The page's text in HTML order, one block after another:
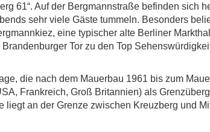
61“. Auf der Bergmannstraße befinden sich
sehr viele Gäste tummeln. Besonders
eine typischer alte Berliner
Tor zu den Top
die nach dem Mauerbau 1961 bis zum
Frankreich, Groß Britannien) als
liegt an der Grenze zwischen Kreuzberg und